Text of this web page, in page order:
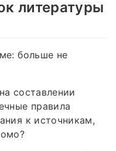
литературы
больше не
составлении
правила
к источникам,